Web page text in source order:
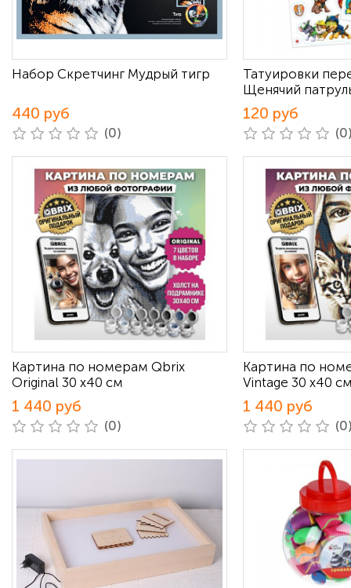
Набор Скретчинг Мудрый тигр
440 руб
(0)
Татуировки
Щенячий
120 руб
Картина по номерам Qbrix
Original 30 х40 см
1 440 руб
(0)
Картина по
Vintage 30 х40
1 440 руб